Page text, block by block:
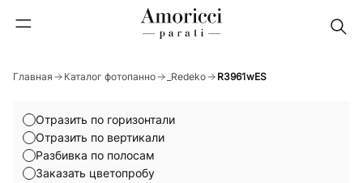
Главная Каталог фотопанно _Redeko R3961wES
Отразить по горизонтали
Отразить по вертикали
Разбивка по полосам
Заказать цветопробу